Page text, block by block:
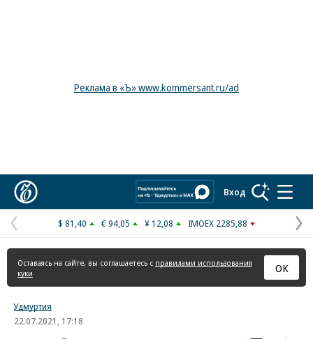
Реклама в «Ъ» www.kommersant.ru/ad
Вход
Предыдущая
страница
$ 81,40 € 94,05 ¥ 12,08 IMOEX 2285,88
Оставаясь на сайте, вы соглашаетесь с правилами использования
куки
ОК
Удмуртия
22.07.2021, 17:18